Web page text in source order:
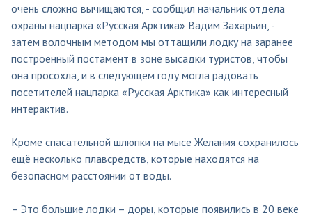
очень сложно вычищаются, - сообщил начальник отдела
охраны нацпарка «Русская Арктика» Вадим Захарьин, -
затем волочным методом мы оттащили лодку на заранее
построенный постамент в зоне высадки туристов, чтобы
она просохла, и в следующем году могла радовать
посетителей нацпарка «Русская Арктика» как интересный
интерактив.
Кроме спасательной шлюпки на мысе Желания сохранилось
ещё несколько плавсредств, которые находятся на
безопасном расстоянии от воды.
– Это большие лодки – доры, которые появились в 20 веке